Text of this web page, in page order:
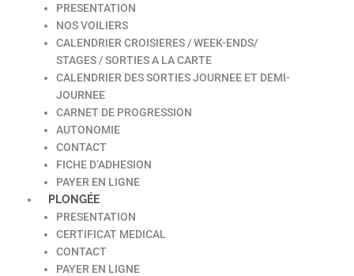
PRESENTATION
NOS VOILIERS
CALENDRIER CROISIERES / WEEK-ENDS/
STAGES / SORTIES A LA CARTE
CALENDRIER DES SORTIES JOURNEE ET DEMI-
JOURNEE
CARNET DE PROGRESSION
AUTONOMIE
CONTACT
FICHE D’ADHESION
PAYER EN LIGNE
PLONGÉE
PRESENTATION
CERTIFICAT MEDICAL
CONTACT
PAYER EN LIGNE